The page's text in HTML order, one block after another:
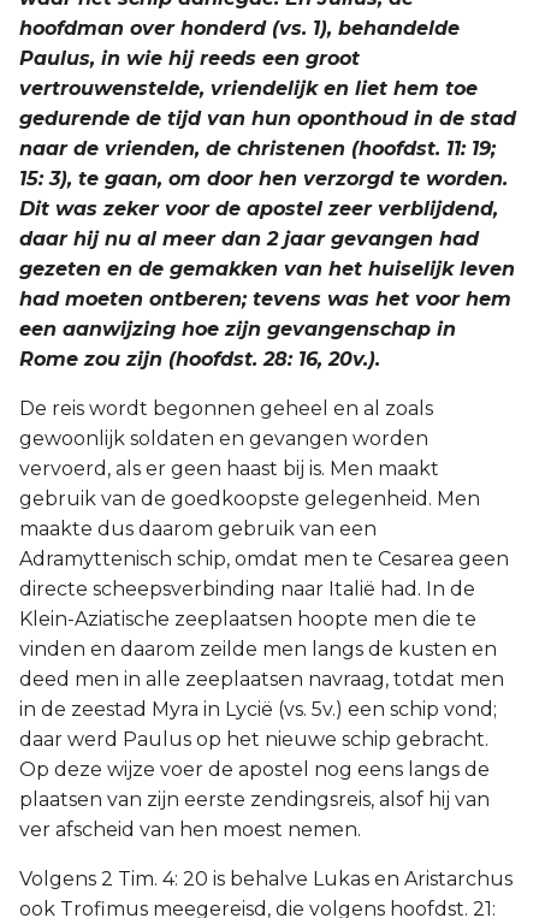
hoofdman over honderd (vs. 1), behandelde
Paulus, in wie hij reeds een groot
vertrouwenstelde, vriendelijk en liet hem toe
gedurende de tijd van hun oponthoud in de stad
naar de vrienden, de christenen (hoofdst. 11: 19;
15: 3), te gaan, om door hen verzorgd te worden.
Dit was zeker voor de apostel zeer verblijdend,
daar hij nu al meer dan 2 jaar gevangen had
gezeten en de gemakken van het huiselijk leven
had moeten ontberen; tevens was het voor hem
een aanwijzing hoe zijn gevangenschap in
Rome zou zijn (hoofdst. 28: 16, 20v.).
De reis wordt begonnen geheel en al zoals
gewoonlijk soldaten en gevangen worden
vervoerd, als er geen haast bij is. Men maakt
gebruik van de goedkoopste gelegenheid. Men
maakte dus daarom gebruik van een
Adramyttenisch schip, omdat men te Cesarea geen
directe scheepsverbinding naar Italië had. In de
Klein-Aziatische zeeplaatsen hoopte men die te
vinden en daarom zeilde men langs de kusten en
deed men in alle zeeplaatsen navraag, totdat men
in de zeestad Myra in Lycië (vs. 5v.) een schip vond;
daar werd Paulus op het nieuwe schip gebracht.
Op deze wijze voer de apostel nog eens langs de
plaatsen van zijn eerste zendingsreis, alsof hij van
ver afscheid van hen moest nemen.
Volgens 2 Tim. 4: 20 is behalve Lukas en Aristarchus
ook Trofimus meegereisd, die volgens hoofdst. 21: